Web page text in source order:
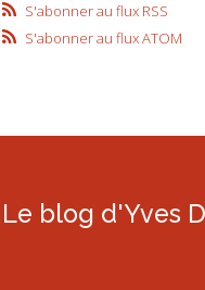
S'abonner au flux RSS
S'abonner au flux ATOM
Le blog d'Yves